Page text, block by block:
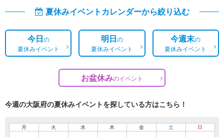
夏休みイベントカレンダーから絞り込む
今日の
夏休みイベント
明日の
夏休みイベント
今週末の
夏休みイベント
お盆休みのイベント
今週の大阪府の夏休みイベントを探している方はこちら！
月 火 水 木 金 土 日